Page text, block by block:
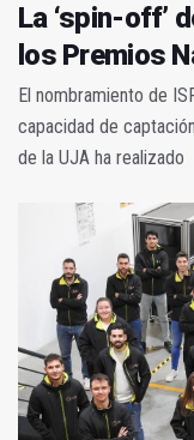
La ‘spin-off’
los Premios
El nombramiento de
capacidad de
de la UJA ha realizado